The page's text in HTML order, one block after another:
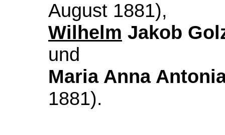
August 1881),
Wilhelm Jakob
und
Maria Anna
1881).